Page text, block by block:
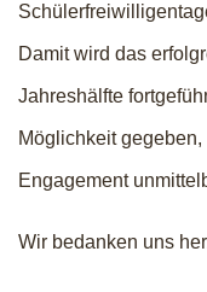
Damit wird das
Jahreshälfte
Möglichkeit
Engagement
Wir bedanken uns